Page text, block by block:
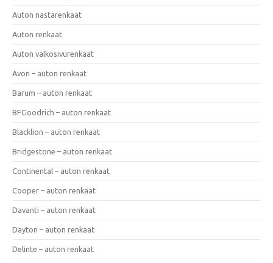
Auton nastarenkaat
Auton renkaat
Auton valkosivurenkaat
Avon – auton renkaat
Barum – auton renkaat
BFGoodrich – auton renkaat
Blacklion – auton renkaat
Bridgestone – auton renkaat
Continental – auton renkaat
Cooper – auton renkaat
Davanti – auton renkaat
Dayton – auton renkaat
Delinte – auton renkaat